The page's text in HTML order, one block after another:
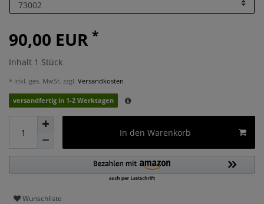
90,00 EUR *
Inhalt 1 Stück
* inkl. ges. MwSt. zzgl. Versandkosten
versandfertig in 1-2 Werktagen
In den Warenkorb
Wunschliste